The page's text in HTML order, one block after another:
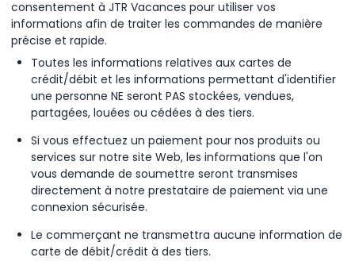
consentement à JTR Vacances pour utiliser vos
informations afin de traiter les commandes de manière
précise et rapide.
Toutes les informations relatives aux cartes de
crédit/débit et les informations permettant d'identifier
une personne NE seront PAS stockées, vendues,
partagées, louées ou cédées à des tiers.
Si vous effectuez un paiement pour nos produits ou
services sur notre site Web, les informations que l'on
vous demande de soumettre seront transmises
directement à notre prestataire de paiement via une
connexion sécurisée.
Le commerçant ne transmettra aucune information de
carte de débit/crédit à des tiers.